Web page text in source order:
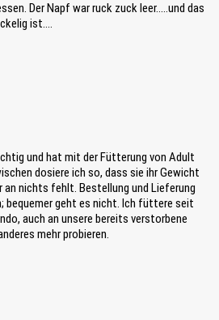
Der Napf war ruck zuck leer.....und das
ist....
und hat mit der Fütterung von Adult
dosiere ich so, dass sie ihr Gewicht
nichts fehlt. Bestellung und Lieferung
bequemer geht es nicht. Ich füttere seit
auch an unsere bereits verstorbene
mehr probieren.